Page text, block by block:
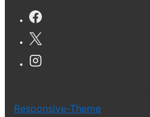
Responsive-Theme